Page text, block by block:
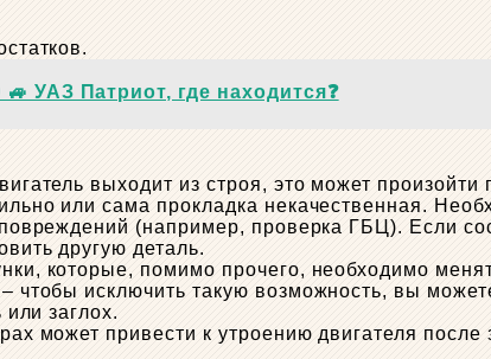
УАЗ Патриот, где находится❓
выходит из строя, это может
или сама прокладка некачественная.
(например, проверка ГБЦ). Если
другую деталь.
которые, помимо прочего, необходимо
чтобы исключить такую ​​возможность, вы
заглох.
может привести к утроению двигателя